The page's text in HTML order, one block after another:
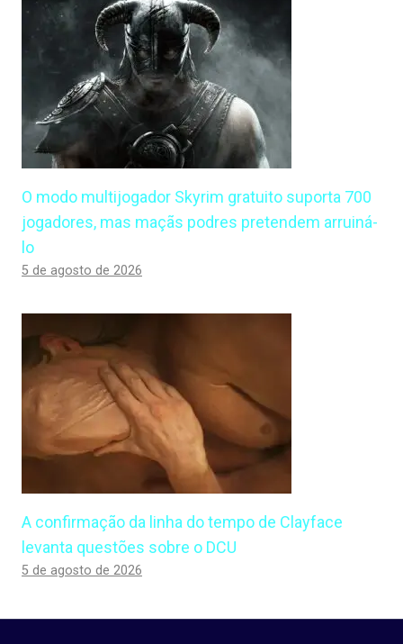
O modo multijogador Skyrim gratuito suporta 700
jogadores, mas maçãs podres pretendem arruiná-
lo
5 de agosto de 2026
A confirmação da linha do tempo de Clayface
levanta questões sobre o DCU
5 de agosto de 2026